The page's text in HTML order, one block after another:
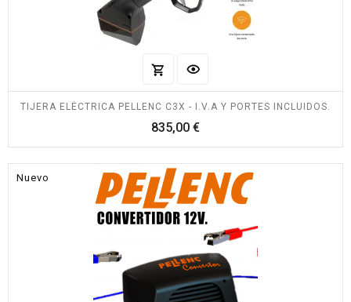
TIJERA ELÉCTRICA PELLENC C3X - I.V.A Y PORTES INCLUIDOS.
835,00 €Precio
Nuevo